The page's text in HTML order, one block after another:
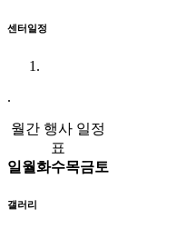
센터일정
.
월간 행사 일정
표
일 월화수목금토
갤러리